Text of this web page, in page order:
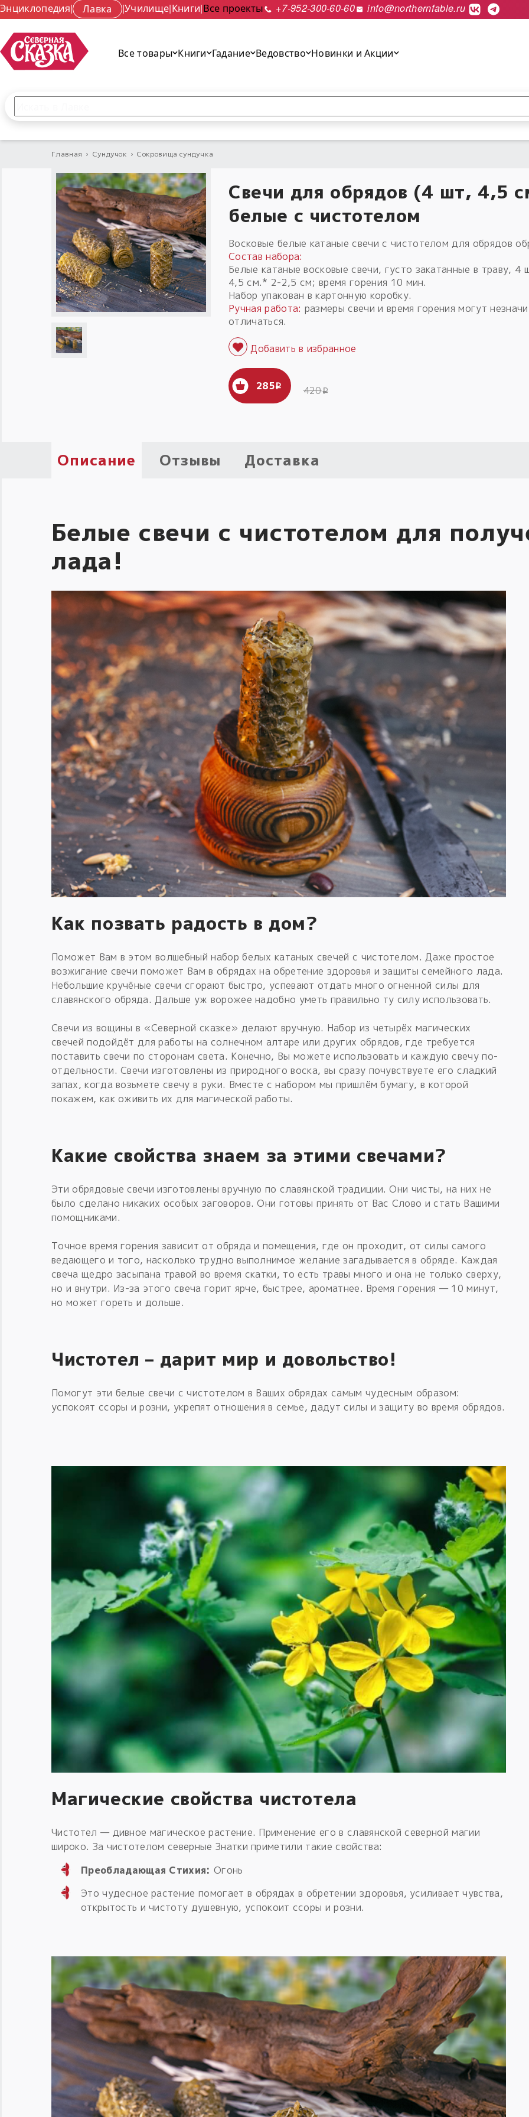
Энциклопедия| Лавка |Училище|Книги|Все проекты +7-952-300-60-60 info@northernfable.ru
Все товары Книги Гадание Ведовство Новинки и Акции
Главная › Сундучок › Сокровища сундучка
Свечи для обрядов (4 шт, 4,5
белые с чистотелом
Восковые белые катаные свечи с чистотелом для обрядов
Состав набора:
Белые катаные восковые свечи, густо закатанные в траву, 4
4,5 см.* 2-2,5 см; время горения 10 мин.
Набор упакован в картонную коробку.
Ручная работа: размеры свечи и время горения могут
отличаться.
285i 420i
Описание Отзывы Доставка
Белые свечи с чистотелом для
лада!
Как позвать радость в дом?
Поможет Вам в этом волшебный набор белых катаных свечей с чистотелом. Даже простое
возжигание свечи поможет Вам в обрядах на обретение здоровья и защиты семейного лада.
Небольшие кручёные свечи сгорают быстро, успевают отдать много огненной силы для
славянского обряда. Дальше уж ворожее надобно уметь правильно ту силу использовать.
Свечи из вощины в «Северной сказке» делают вручную. Набор из четырёх магических
свечей подойдёт для работы на солнечном алтаре или других обрядов, где требуется
поставить свечи по сторонам света. Конечно, Вы можете использовать и каждую свечу по-
отдельности. Свечи изготовлены из природного воска, вы сразу почувствуете его сладкий
запах, когда возьмете свечу в руки. Вместе с набором мы пришлём бумагу, в которой
покажем, как оживить их для магической работы.
Какие свойства знаем за этими свечами?
Эти обрядовые свечи изготовлены вручную по славянской традиции. Они чисты, на них не
было сделано никаких особых заговоров. Они готовы принять от Вас Слово и стать Вашими
помощниками.
Точное время горения зависит от обряда и помещения, где он проходит, от силы самого
ведающего и того, насколько трудно выполнимое желание загадывается в обряде. Каждая
свеча щедро засыпана травой во время скатки, то есть травы много и она не только сверху,
но и внутри. Из-за этого свеча горит ярче, быстрее, ароматнее. Время горения — 10 минут,
но может гореть и дольше.
Чистотел – дарит мир и довольство!
Помогут эти белые свечи с чистотелом в Ваших обрядах самым чудесным образом:
успокоят ссоры и розни, укрепят отношения в семье, дадут силы и защиту во время обрядов.
Магические свойства чистотела
Чистотел — дивное магическое растение. Применение его в славянской северной магии
широко. За чистотелом северные Знатки приметили такие свойства:
Преобладающая Стихия: Огонь
Это чудесное растение помогает в обрядах в обретении здоровья, усиливает чувства,
открытость и чистоту душевную, успокоит ссоры и розни.